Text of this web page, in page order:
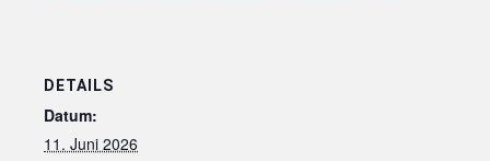
DETAILS
Datum:
11. Juni 2026